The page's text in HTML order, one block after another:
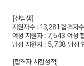
[신입생]
지원자수 : 13,281 합격자
여성 지원자 : 7,543 여성
남성 지원자 : 5,738 남성
[합격자 시험성적]